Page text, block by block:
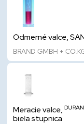
Odmerné valce,
BRAND GMBH +
Meracie valce,
biela stupnica